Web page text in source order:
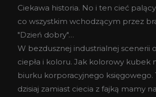
Ciekawa historia. No i ten cieć
co wszystkim wchodzącym przez
"Dzień dobry"…
W bezdusznej industrialnej scenerii
ciepła i koloru. Jak kolorowy kubek
biurku korporacyjnego księgowego.
dzisiaj zamiast ciecia z fajką mamy